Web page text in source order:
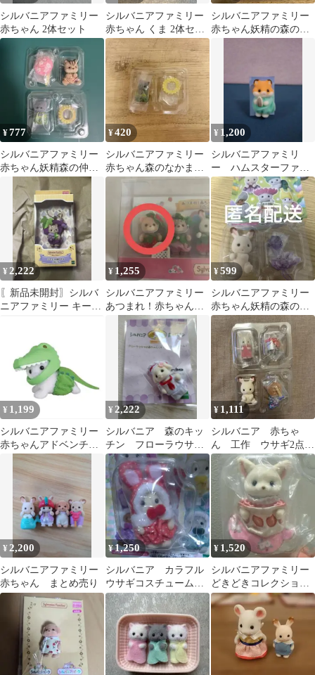
シルバニアファミリー
赤ちゃん 2体セット
シルバニアファミリー
赤ちゃん くま 2体セッ
ト
シルバニアファミリー
赤ちゃん妖精の森のな
¥777
シルバニアファミリー
赤ちゃん妖精森の仲間
¥420
シルバニアファミリー
赤ちゃん森のなかまた
ち シークレット
¥ 1,200
シルバニアファミリ
ー ハムスターファミ
リー ハムスターの小
さい赤ちゃん
¥ 2,222
〖新品未開封〗シルバ
ニアファミリー キーチ
¥ 1,255
シルバニアファミリー
あつまれ！赤ちゃんセ
ット いちご セット
¥599
シルバニアファミリー
赤ちゃん妖精の森のな
かまたち ショコラウサ
ギ ブリーズ
¥ 1,199
シルバニアファミリー
赤ちゃんアドベンチャ
ーシリーズ アザラシ
マフィ
¥ 2,222
シルバニア 森のキッ
チン フローラウサギ
の赤ちゃん
¥ 1,111
シルバニア 赤ちゃ
ん 工作 ウサギ2点セ
ット
¥2,200
シルバニアファミリー
赤ちゃん まとめ売り
¥1,250
シルバニア カラフル
ウサギコスチューム
ショコラウサギの赤ち
ゃん 赤
¥ 1,520
シルバニアファミリー
どきどきコレクション
赤ちゃんティータイ
ム フェネック